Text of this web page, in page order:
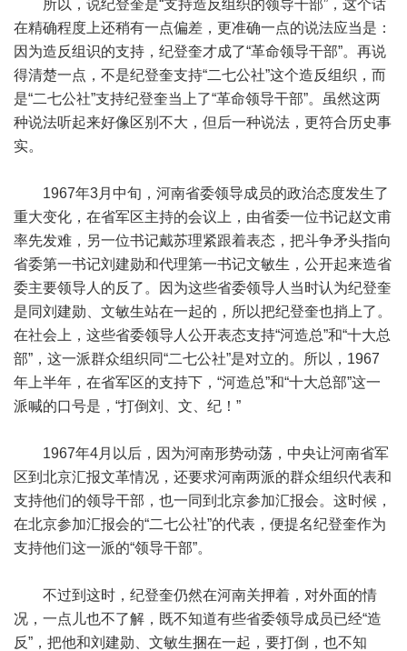
所以，说纪登奎是“支持造反组织的领导干部”，这个话
在精确程度上还稍有一点偏差，更准确一点的说法应当是：
因为造反组识的支持，纪登奎才成了“革命领导干部”。再说
得清楚一点，不是纪登奎支持“二七公社”这个造反组织，而
是“二七公社”支持纪登奎当上了“革命领导干部”。虽然这两
种说法听起来好像区别不大，但后一种说法，更符合历史事
实。
1967年3月中旬，河南省委领导成员的政治态度发生了
重大变化，在省军区主持的会议上，由省委一位书记赵文甫
率先发难，另一位书记戴苏理紧跟着表态，把斗争矛头指向
省委第一书记刘建勋和代理第一书记文敏生，公开起来造省
委主要领导人的反了。因为这些省委领导人当时认为纪登奎
是同刘建勋、文敏生站在一起的，所以把纪登奎也捎上了。
在社会上，这些省委领导人公开表态支持“河造总”和“十大总
部”，这一派群众组织同“二七公社”是对立的。所以，1967
年上半年，在省军区的支持下，“河造总”和“十大总部”这一
派喊的口号是，“打倒刘、文、纪！”
1967年4月以后，因为河南形势动荡，中央让河南省军
区到北京汇报文革情况，还要求河南两派的群众组织代表和
支持他们的领导干部，也一同到北京参加汇报会。这时候，
在北京参加汇报会的“二七公社”的代表，便提名纪登奎作为
支持他们这一派的“领导干部”。
不过到这时，纪登奎仍然在河南关押着，对外面的情
况，一点儿也不了解，既不知道有些省委领导成员已经“造
反”，把他和刘建勋、文敏生捆在一起，要打倒，也不知